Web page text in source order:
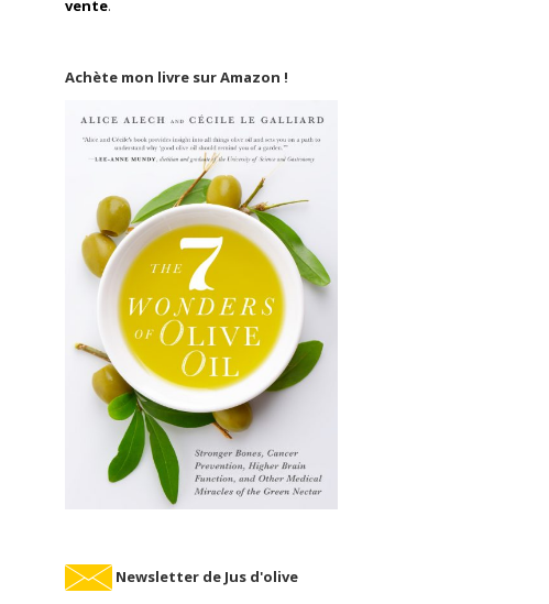
vente.
Achète mon livre sur Amazon !
Newsletter de Jus d'olive